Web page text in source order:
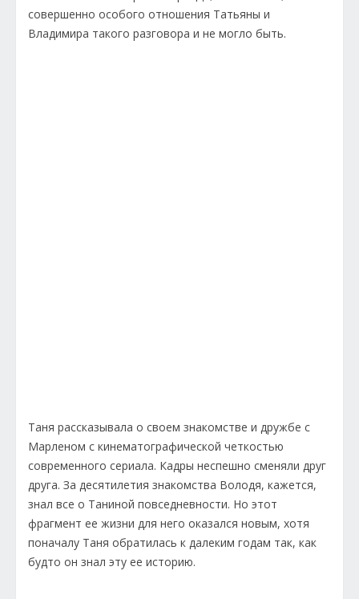
совершенно особого отношения Татьяны и
Владимира такого разговора и не могло быть.
Таня рассказывала о своем знакомстве и дружбе с
Марленом с кинематографической четкостью
современного сериала. Кадры неспешно сменяли друг
друга. За десятилетия знакомства Володя, кажется,
знал все о Таниной повседневности. Но этот
фрагмент ее жизни для него оказался новым, хотя
поначалу Таня обратилась к далеким годам так, как
будто он знал эту ее историю.